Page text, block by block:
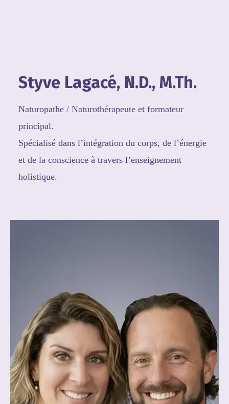
Styve Lagacé, N.D., M.Th.
Naturopathe / Naturothérapeute et formateur
principal.
Spécialisé dans l’intégration du corps, de l’énergie
et de la conscience à travers l’enseignement
holistique.